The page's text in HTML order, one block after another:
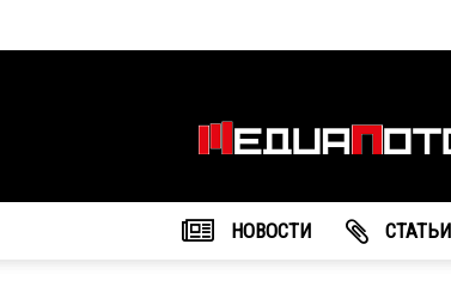
агентство
НОВОСТИ CТАТЬИ